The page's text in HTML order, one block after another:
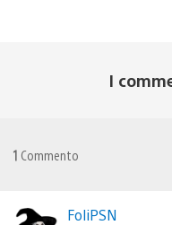
I
1 Commento
FoliPSN